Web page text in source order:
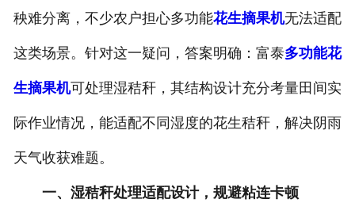
秧难分离，不少农户担心多功能花生摘果机无法适配
这类场景。针对这一疑问，答案明确：富泰多功能花
生摘果机可处理湿秸秆，其结构设计充分考量田间实
际作业情况，能适配不同湿度的花生秸秆，解决阴雨
天气收获难题。
一、湿秸秆处理适配设计，规避粘连卡顿